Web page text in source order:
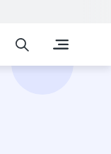
Hygiène et
acide folique